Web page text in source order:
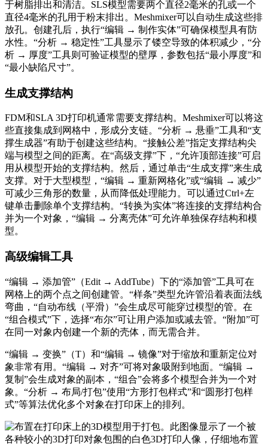
于树脂排出和清洁。SLS模型需要两个直径2毫米的孔或一个
直径4毫米的孔用于粉末排出。Meshmixer可以自动生成这些排
放孔。创建孔后，执行“编辑 → 制作实体”可确保模型具有防
水性。“分析 → 稳定性”工具显示了镂空导致的体积减少，“分
析 → 厚度”工具则可验证模型的壁厚，参数包括“最小厚度”和
“最小缺陷尺寸”。
生成支撑结构
FDM和SLA 3D打印机通常需要支撑结构。Meshmixer可以将这
些直接集成到网格中，形成分支链。“分析 → 悬垂”工具和“支
撑生成器”有助于创建这些结构。“接触公差”指定支撑结构尖
端与模型之间的距离。在“高级支撑”下，“允许顶部连接”可启
用从模型开始的支撑结构。然后，通过单击“生成支撑”来生成
支撑。对于大型模型，“编辑 → 重新网格化”或“编辑 → 减少”
可减少三角形的数量，从而降低处理能力。可以通过Ctrl+左
键单击删除单个支撑结构。“转换为实体”将连接的支撑结构合
并为一个对象，“编辑 → 分离壳体”可允许单独保存结构和模
型。
高级编辑工具
“编辑 → 添加管”（Edit → AddTube）下的“添加管”工具可在
网格上的两个点之间创建管。“样条”类型允许管沿着表面法线
弯曲，“自动布线（平滑）”会生成尽可能穿过模型的管。在
“组合模式”下，选择“布尔”可让用户添加或减去管。“附加”可
在同一对象内创建一个新的壳体，而无需合并。
“编辑 → 变换”（T）和“编辑 → 镜像”对于缩放和重新定位对
象非常有用。“编辑 → 对齐”可将对象吸附到地面。“编辑 →
复制”会生成对象的副本，“组合”会将多个模型合并为一个对
象。“分析 → 布局/打包”使用“方形打包样式”和“圆形打包样
式”等算法优化多个对象在打印床上的排列。